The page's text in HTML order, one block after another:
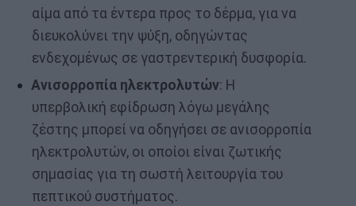
αίμα από τα έντερα προς το δέρμα, για να
διευκολύνει την ψύξη, οδηγώντας
ενδεχομένως σε γαστρεντερική δυσφορία.
Ανισορροπία ηλεκτρολυτών: Η
υπερβολική εφίδρωση λόγω μεγάλης
ζέστης μπορεί να οδηγήσει σε ανισορροπία
ηλεκτρολυτών, οι οποίοι είναι ζωτικής
σημασίας για τη σωστή λειτουργία του
πεπτικού συστήματος.